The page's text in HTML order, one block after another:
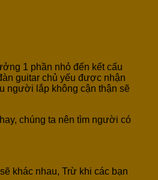
1 phần nhỏ đến kết cấu
guitar chủ yếu được nhận
người lắp không cận thận sẽ
chúng ta nên tìm người có
khác nhau, Trừ khi các bạn